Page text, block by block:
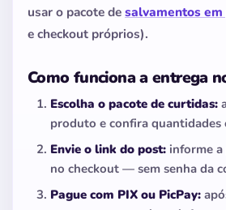
usar o pacote desalvamentos em
e checkout próprios).
Como funciona a entrega
Escolha o pacote de curtidas:
produto e confira quantidades
Envie o link do post: informe
no checkout — sem senha da
Pague com PIX ou PicPay: